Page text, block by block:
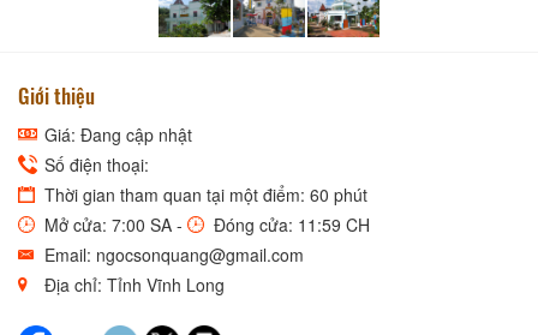
Giới thiệu
Giá: Đang cập nhật
Số điện thoại:
Thời gian tham quan tại một điểm: 60 phút
Mở cửa: 7:00 SA -
Đóng cửa: 11:59 CH
Email: ngocsonquang@gmail.com
Địa chỉ: Tỉnh Vĩnh Long